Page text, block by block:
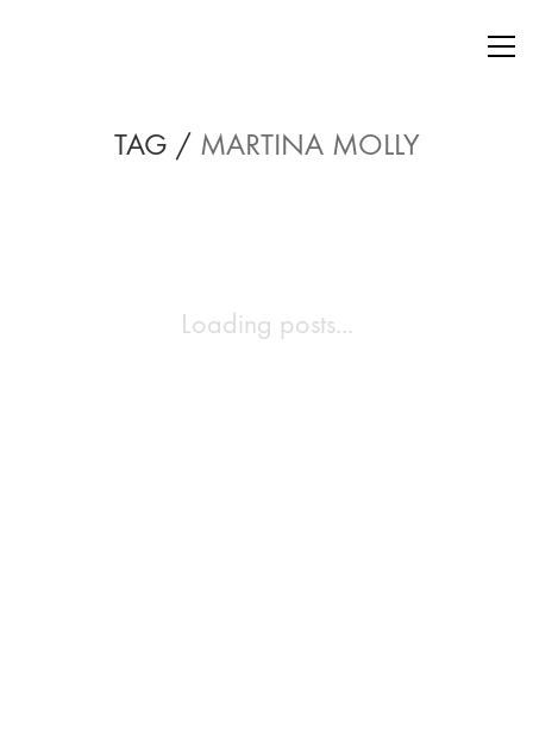
TAG / MARTINA MOLLY
Loading posts...